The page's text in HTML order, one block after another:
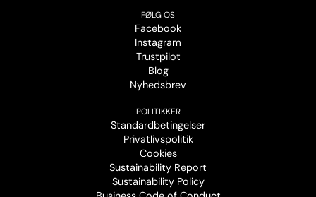
FØLG OS
Facebook
Instagram
Trustpilot
Blog
Nyhedsbrev
POLITIKKER
Standardbetingelser
Privatlivspolitik
Cookies
Sustainability Report
Sustainability Policy